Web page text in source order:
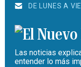
DE LUNES A
Las noticias
entender lo más